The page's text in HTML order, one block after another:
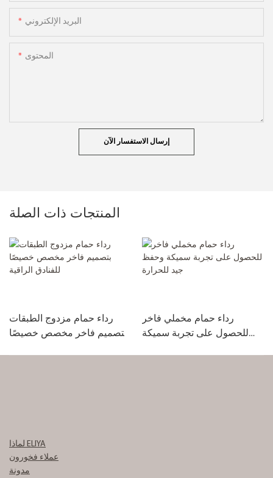
البريد الإلكتروني
المحتوى
إرسال الاستفسار الآن
المنتجات ذات الصلة
رداء حمام مزدوج الطبقات
بتصميم فاخر مخصص خصيصًا
رداء حمام مخملي فاخر
للحصول على تجربة سميكة
لماذا ELIYA
عملاء فخورون
مدونة